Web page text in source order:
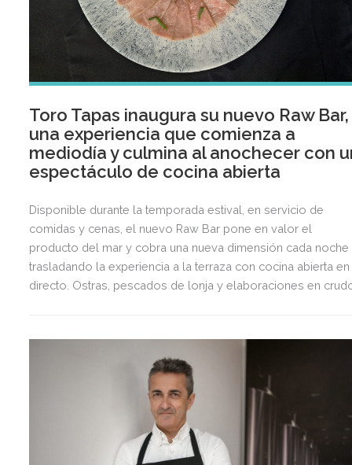
Toro Tapas inaugura su nuevo Raw Bar,
una experiencia que comienza a
mediodía y culmina al anochecer con
espectáculo de cocina abierta
Disponible durante la temporada estival, en servicio de
comidas y cenas, el nuevo Raw Bar pone en valor el
producto del mar y cobra una nueva dimensión cada noche
trasladando la experiencia a la terraza con cocina abierta en
directo. Ostras, pescados de lonja y elaboraciones en